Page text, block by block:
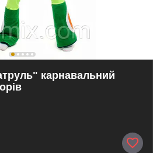
карнавальний